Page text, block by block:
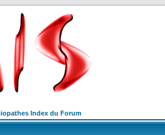
Index du Forum